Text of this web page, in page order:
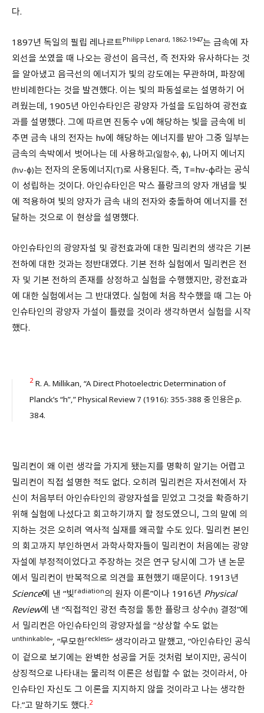
다.
1897년 독일의 필립 레나르트Philipp Lenard, 1862-1947는 금속에 자
외선을 쏘였을 때 나오는 광선이 음극선, 즉 전자와 유사하다는 것
을 알아냈고 음극선의 에너지가 빛의 강도에는 무관하며, 파장에
반비례한다는 것을 발견했다. 이는 빛의 파동설로는 설명하기 어
려웠는데, 1905년 아인슈타인은 광양자 가설을 도입하여 광전효
과를 설명했다. 그에 따르면 진동수 ν에 해당하는 빛을 금속에 비
추면 금속 내의 전자는 hν에 해당하는 에너지를 받아 그중 일부는
금속의 속박에서 벗어나는 데 사용하고(일함수, ϕ), 나머지 에너지
(hν-ϕ)는 전자의 운동에너지(T)로 사용된다. 즉, T=hν-ϕ라는 공식
이 성립하는 것이다. 아인슈타인은 막스 플랑크의 양자 개념을 빛
에 적용하여 빛의 양자가 금속 내의 전자와 충돌하여 에너지를 전
달하는 것으로 이 현상을 설명했다.
아인슈타인의 광양자설 및 광전효과에 대한 밀리컨의 생각은 기본
전하에 대한 것과는 정반대였다. 기본 전하 실험에서 밀리컨은 전
자 및 기본 전하의 존재를 상정하고 실험을 수행했지만, 광전효과
에 대한 실험에서는 그 반대였다. 실험에 처음 착수했을 때 그는 아
인슈타인의 광양자 가설이 틀렸을 것이라 생각하면서 실험을 시작
했다.
2 R. A. Millikan, “A Direct Photoelectric Determination of
Planck’s “h”,” Physical Review 7 (1916): 355-388 중 인용은 p.
384.
밀리컨이 왜 이런 생각을 가지게 됐는지를 명확히 알기는 어렵고
밀리컨이 직접 설명한 적도 없다. 오히려 밀리컨은 자서전에서 자
신이 처음부터 아인슈타인의 광양자설을 믿었고 그것을 확증하기
위해 실험에 나섰다고 회고하기까지 할 정도였으니, 그의 말에 의
지하는 것은 오히려 역사적 실재를 왜곡할 수도 있다. 밀리컨 본인
의 회고까지 부인하면서 과학사학자들이 밀리컨이 처음에는 광양
자설에 부정적이었다고 주장하는 것은 연구 당시에 그가 낸 논문
에서 밀리컨이 반복적으로 의견을 표현했기 때문이다. 1913년
Science에 낸 “빛radiation의 원자 이론”이나 1916년 Physical
Review에 낸 “직접적인 광전 측정을 통한 플랑크 상수(h) 결정”에
서 밀리컨은 아인슈타인의 광양자설을 “상상할 수도 없는
unthinkable”, “무모한reckless” 생각이라고 말했고, “아인슈타인 공식
이 겉으로 보기에는 완벽한 성공을 거둔 것처럼 보이지만, 공식이
상징적으로 나타내는 물리적 이론은 성립할 수 없는 것이라서, 아
인슈타인 자신도 그 이론을 지지하지 않을 것이라고 나는 생각한
다.”고 말하기도 했다.2